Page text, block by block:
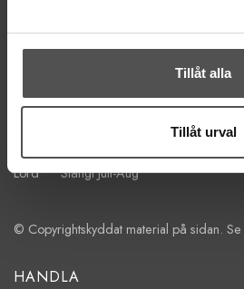
Tillåt alla
Tillåt urval
Kungsgatan 70E, 753 41 Uppsala
ÖPPETTIDER
Fre 11:00 - 17:00
Lörd Stängt Juli-Aug
© Copyrightskyddat material på sidan. Se
HANDLA